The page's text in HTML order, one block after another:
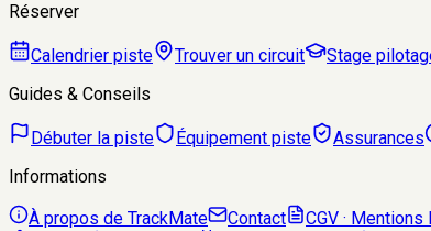
Réserver
Calendrier piste Trouver un circuit Stage
Guides & Conseils
Débuter la piste Équipement piste Assurances
Informations
À propos de TrackMate
Contact
CGV ·